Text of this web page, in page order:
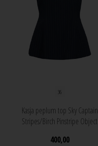
36
Kasja peplum top Sky Captain
Stripes/Birch Pinstripe Object
400,00